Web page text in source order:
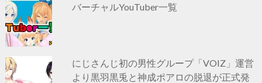
バーチャルYouTuber一覧
にじさんじ初の男性グループ「VOIZ」運営
より黒羽黒兎と神成ポアロの脱退が正式発